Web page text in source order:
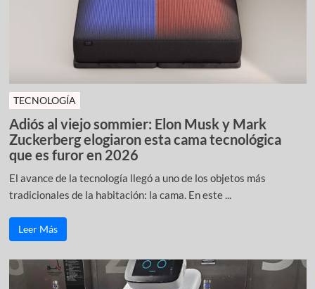
TECNOLOGÍA
Adiós al viejo sommier: Elon Musk y Mark
Zuckerberg elogiaron esta cama tecnológica
que es furor en 2026
El avance de la tecnología llegó a uno de los objetos más
tradicionales de la habitación: la cama. En este ...
Leer Más